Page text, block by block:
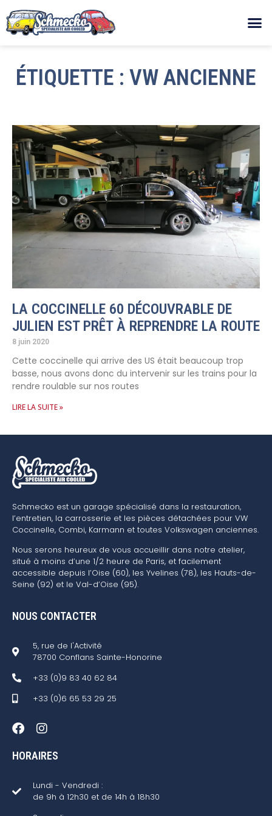
ÉTIQUETTE : VW ANCIENNE
LA COCCINELLE 60 DÉCOUVRABLE DE
JULIEN EST PRÊT À REPRENDRE LA ROUTE
8 juin 2020
Cette coccinelle qui arrive des US était beaucoup trop
basse, nous avons donc du intervenir sur les trains pour la
rendre roulable sur nos routes
LIRE LA SUITE »
Schmecko est un garage spécialisé dans la restauration,
l’entretien, la carrosserie et les pièces détachées pour VW
Coccinelle, Combi, Karmann et toutes Volkswagen anciennes.
Nous serons heureux de vous accueillir dans notre atelier,
situé à moins d’une 1/2 heure de Paris, et facilement
accessible depuis l’Oise (60), les Yvelines (78), les Hauts-de-
Seine (92) et le Val-d’Oise (95).
NOUS CONTACTER
5, rue de l'Activité
78700 Conflans Sainte-Honorine
+33 (0)9 83 40 62 84
+33 (0)6 65 53 29 25
HORAIRES
Lundi - Vendredi :
de 9h à 12h30 et de 14h à 18h30